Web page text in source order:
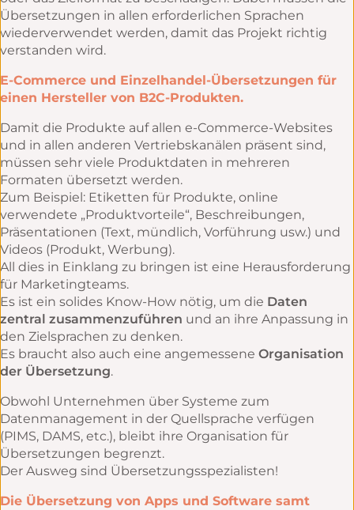
Übersetzungen in allen erforderlichen Sprachen
wiederverwendet werden, damit das Projekt richtig
verstanden wird.
E-Commerce und Einzelhandel-Übersetzungen für
einen Hersteller von B2C-Produkten.
Damit die Produkte auf allen e-Commerce-Websites
und in allen anderen Vertriebskanälen präsent sind,
müssen sehr viele Produktdaten in mehreren
Formaten übersetzt werden.
Zum Beispiel: Etiketten für Produkte, online
verwendete „Produktvorteile“, Beschreibungen,
Präsentationen (Text, mündlich, Vorführung usw.) und
Videos (Produkt, Werbung).
All dies in Einklang zu bringen ist eine Herausforderung
für Marketingteams.
Es ist ein solides Know-How nötig, um die Daten
zentral zusammenzuführen und an ihre Anpassung in
den Zielsprachen zu denken.
Es braucht also auch eine angemessene Organisation
der Übersetzung.
Obwohl Unternehmen über Systeme zum
Datenmanagement in der Quellsprache verfügen
(PIMS, DAMS, etc.), bleibt ihre Organisation für
Übersetzungen begrenzt.
Der Ausweg sind Übersetzungsspezialisten!
Die Übersetzung von Apps und Software samt